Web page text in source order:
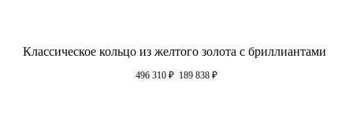
Классическое кольцо из желтого золота с бриллиантами
496 310 ₽ 189 838 ₽